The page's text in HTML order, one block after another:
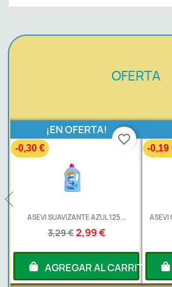
OFERTA
ASEVI SUAVIZANTE AZUL 125...
3,29 €2,99 €
¡EN OFERTA!
-0,30 €
AGREGAR AL CARRITO
favorite_border
ASEVI
-0,19